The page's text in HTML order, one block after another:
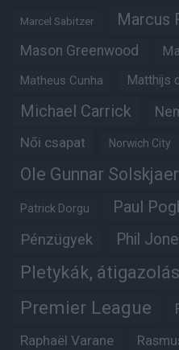
Marcel Sabitzer Marcus
Mason Greenwood
Matheus Cunha Matthijs
Michael Carrick
Női csapat Norwich City
Ole Gunnar Solskjaer
Patrick Dorgu Paul
Pénzügyek Phil
Pletykák,
Premier League
Raphaël Varane